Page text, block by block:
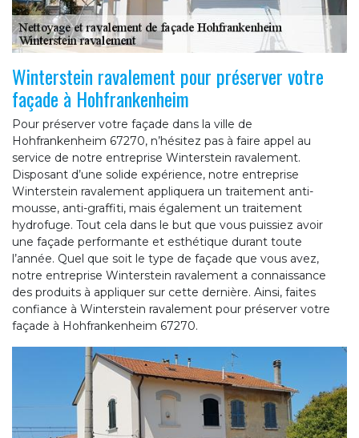
Winterstein ravalement pour préserver votre
façade à Hohfrankenheim
Pour préserver votre façade dans la ville de
Hohfrankenheim 67270, n’hésitez pas à faire appel au
service de notre entreprise Winterstein ravalement.
Disposant d’une solide expérience, notre entreprise
Winterstein ravalement appliquera un traitement anti-
mousse, anti-graffiti, mais également un traitement
hydrofuge. Tout cela dans le but que vous puissiez avoir
une façade performante et esthétique durant toute
l’année. Quel que soit le type de façade que vous avez,
notre entreprise Winterstein ravalement a connaissance
des produits à appliquer sur cette dernière. Ainsi, faites
confiance à Winterstein ravalement pour préserver votre
façade à Hohfrankenheim 67270.